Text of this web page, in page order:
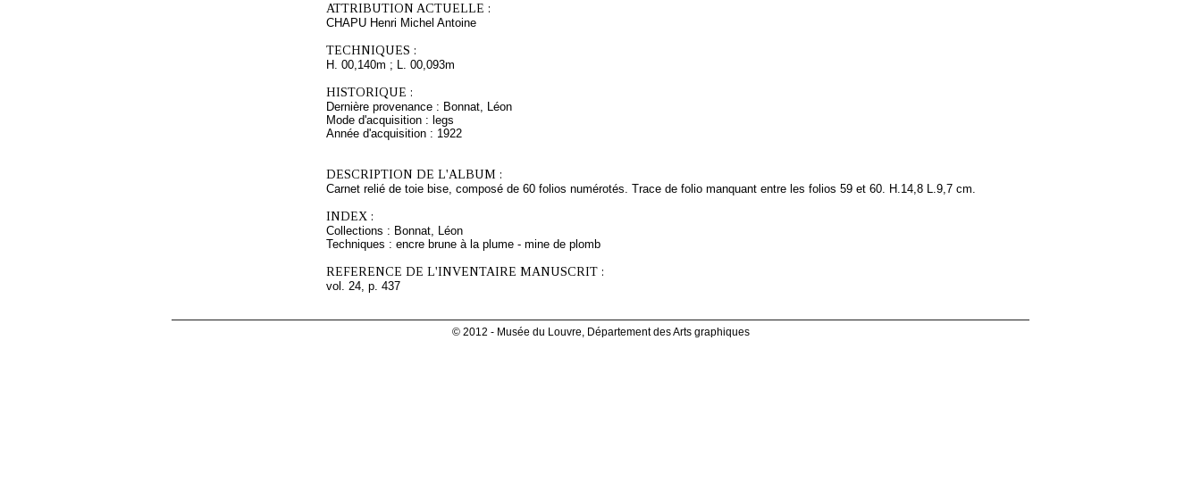
ATTRIBUTION ACTUELLE :
CHAPU Henri Michel Antoine
TECHNIQUES :
H. 00,140m ; L. 00,093m
HISTORIQUE :
Dernière provenance : Bonnat, Léon
Mode d'acquisition : legs
Année d'acquisition : 1922
DESCRIPTION DE L'ALBUM :
Carnet relié de toie bise, composé de 60 folios numérotés. Trace de folio manquant entre les folios 59 et 60. H.14,8 L.9,7 cm.
INDEX :
Collections : Bonnat, Léon
Techniques : encre brune à la plume - mine de plomb
REFERENCE DE L'INVENTAIRE MANUSCRIT :
vol. 24, p. 437
© 2012 - Musée du Louvre, Département des Arts graphiques